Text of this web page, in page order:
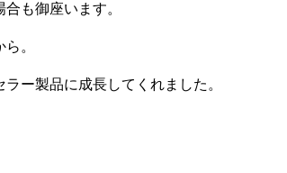
も御座います。
。
ー製品に成長してくれました。